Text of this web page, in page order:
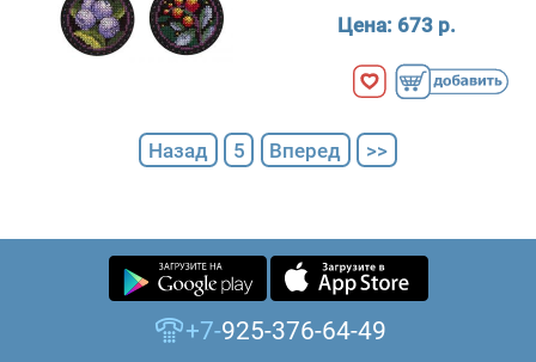
Цена: 673 р.
Назад 5 Вперед >>
+7-925-376-64-49